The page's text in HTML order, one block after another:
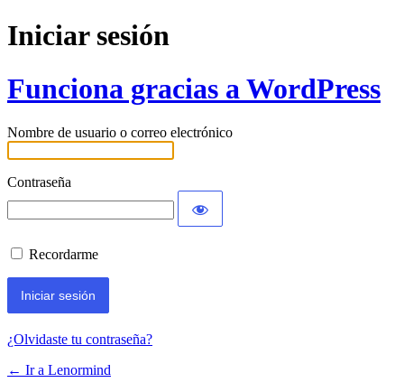
Iniciar sesión
Funciona gracias a WordPress
Nombre de usuario o correo electrónico
Contraseña
Recordarme
¿Olvidaste tu contraseña?
← Ir a Lenormind